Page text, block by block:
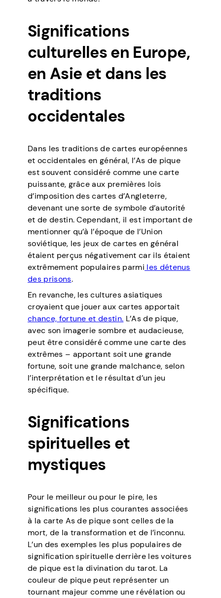
Significations
culturelles en Europe,
en Asie et dans les
traditions
occidentales
Dans les traditions de cartes européennes
et occidentales en général, l’As de pique
est souvent considéré comme une carte
puissante, grâce aux premières lois
d’imposition des cartes d’Angleterre,
devenant une sorte de symbole d’autorité
et de destin. Cependant, il est important de
mentionner qu’à l’époque de l’Union
soviétique, les jeux de cartes en général
étaient perçus négativement car ils étaient
extrêmement populaires parmi les détenus
des prisons.
En revanche, les cultures asiatiques
croyaient que jouer aux cartes apportait
chance, fortune et destin. L’As de pique,
avec son imagerie sombre et audacieuse,
peut être considéré comme une carte des
extrêmes – apportant soit une grande
fortune, soit une grande malchance, selon
l’interprétation et le résultat d’un jeu
spécifique.
Significations
spirituelles et
mystiques
Pour le meilleur ou pour le pire, les
significations les plus courantes associées
à la carte As de pique sont celles de la
mort, de la transformation et de l’inconnu.
L’un des exemples les plus populaires de
signification spirituelle derrière les voitures
de pique est la divination du tarot. La
couleur de pique peut représenter un
tournant majeur comme une révélation ou